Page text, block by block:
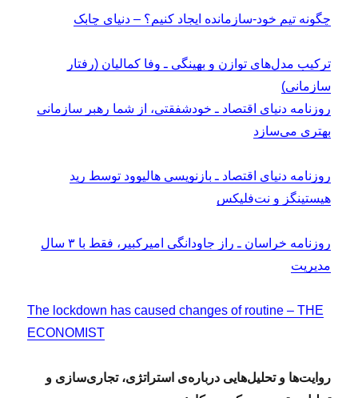
چگونه تیم خود-سازمانده ایجاد کنیم؟ – دنیای چابک
ترکیب مدل‌های توازن و بهینگی ـ وفا کمالیان (رفتار
سازمانی)
روزنامه دنیای اقتصاد ـ خودشفقتی، از شما رهبر سازمانی
بهتری می‌سازد
روزنامه دنیای اقتصاد ـ بازنویسی هالیوود توسط رید
هیستینگز و نت‌فلیکس
روزنامه خراسان ـ راز جاودانگی امیرکبیر، فقط با ۳ سال
مدیریت
The lockdown has caused changes of routine – THE
ECONOMIST
روایت‌ها و تحلیل‌هایی درباره‌ی استراتژی، تجاری‌سازی و